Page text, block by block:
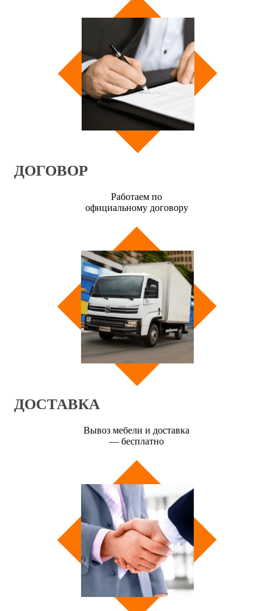
ДОГОВОР
Работаем по
официальному договору
ДОСТАВКА
Вывоз мебели и доставка
— бесплатно